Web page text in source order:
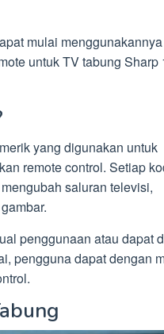
mulai menggunakannya
untuk TV tabung Sharp
yang digunakan untuk
remote control. Setiap
saluran televisi,
penggunaan atau dapat
pengguna dapat dengan